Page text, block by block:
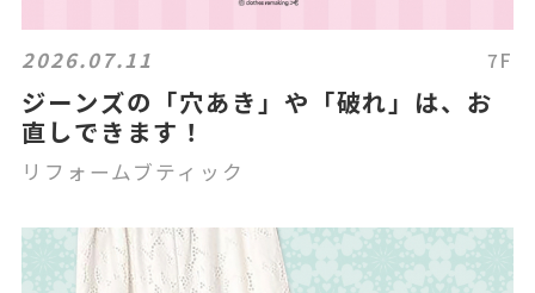
2026.07.11 7F
ジーンズの「穴あき」や「破れ」は、お
直しできます！
リフォームブティック